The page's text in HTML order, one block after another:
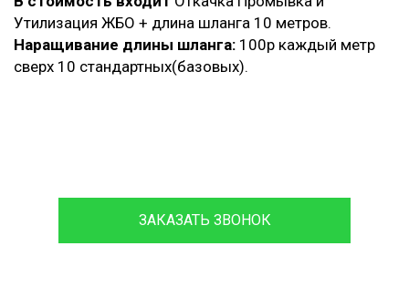
Утилизация ЖБО + длина шланга 10 метров.
Наращивание длины шланга: 100р каждый метр
сверх 10 стандартных(базовых).
ЗАКАЗАТЬ ЗВОНОК